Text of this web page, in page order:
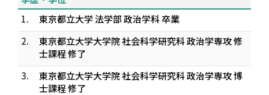
1.
東京都立大学 法学部 政治学科 卒業
2.
東京都立大学大学院 社会科学研究科 政治学専攻 修
士課程 修了
3.
東京都立大学大学院 社会科学研究科 政治学専攻 博
士課程 修了